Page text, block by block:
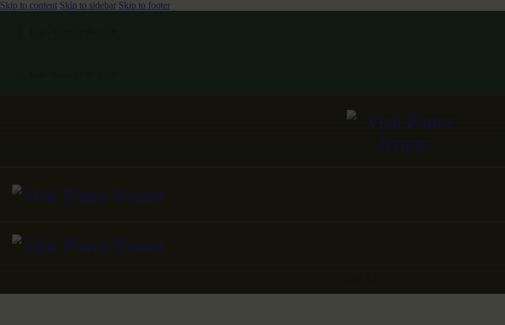
Skip to content Skip to sidebar Skip to footer